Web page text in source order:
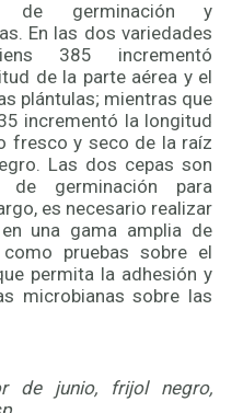
de germinación y
En las dos variedades
385 incrementó
de la parte aérea y el
plántulas; mientras que
incrementó la longitud
fresco y seco de la raíz
Las dos cepas son
de germinación para
es necesario realizar
una gama amplia de
pruebas sobre el
permita la adhesión y
microbianas sobre las
de junio, frijol negro,